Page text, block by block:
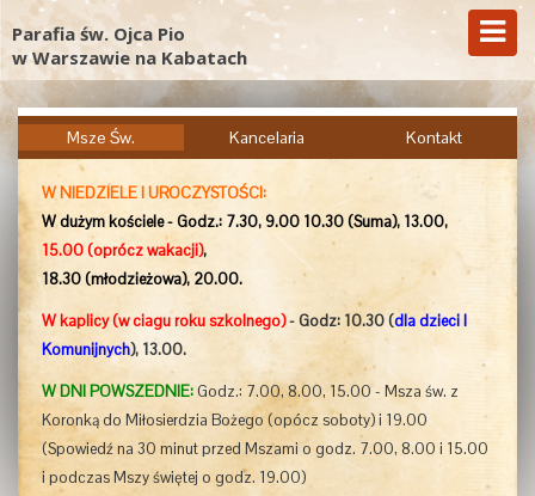
Parafia św. Ojca Pio
w Warszawie na Kabatach
Msze Św. Kancelaria Kontakt
W NIEDZIELE I UROCZYSTOŚCI:
W dużym kościele - Godz.: 7.30, 9.00 10.30 (Suma), 13.00,
15.00(oprócz wakacji),
18.30 (młodzieżowa), 20.00.
W kaplicy (w ciagu roku szkolnego)- Godz: 10.30 (dla dzieci I
Komunijnych), 13.00.
W DNI POWSZEDNIE:Godz.: 7.00, 8.00, 15.00 - Msza św. z
Koronką do Miłosierdzia Bożego (opócz soboty) i 19.00
(Spowiedźna 30 minut przed Mszami o godz. 7.00, 8.00 i 15.00
i podczas Mszy świętej o godz. 19.00)